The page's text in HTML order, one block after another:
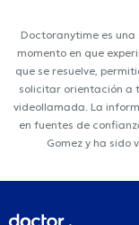
Doctoranytime es
momento en que
que se resuelve,
solicitar orientación a
videollamada. La
en fuentes de
Gomez y ha sido